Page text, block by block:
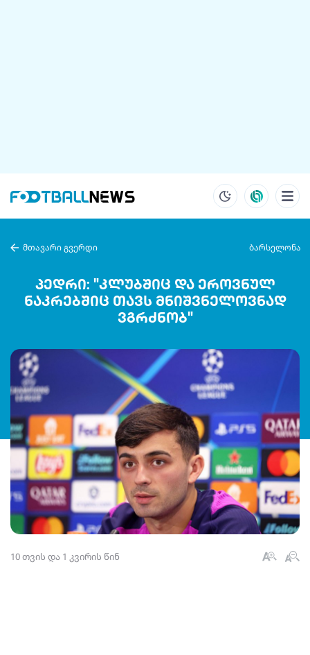
მთავარი გვერდი ბარსელონა
პედრი: "კლუბშიც და ეროვნულ
ნაკრებშიც თავს მნიშვნელოვნად
ვგრძნობ"
10 თვის და 1 კვირის წინ